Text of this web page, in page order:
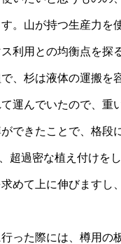
。山が持つ生産力を
利用との均衡点を探
、杉は液体の運搬
運んでいたので、重
できたことで、格段
超過密な植え付けを
めて上に伸びますし
った際には、樽用